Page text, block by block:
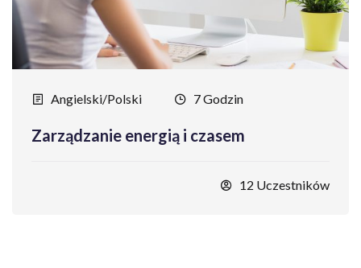
Angielski/Polski 7 Godzin
Zarządzanie energią i czasem
12 Uczestników